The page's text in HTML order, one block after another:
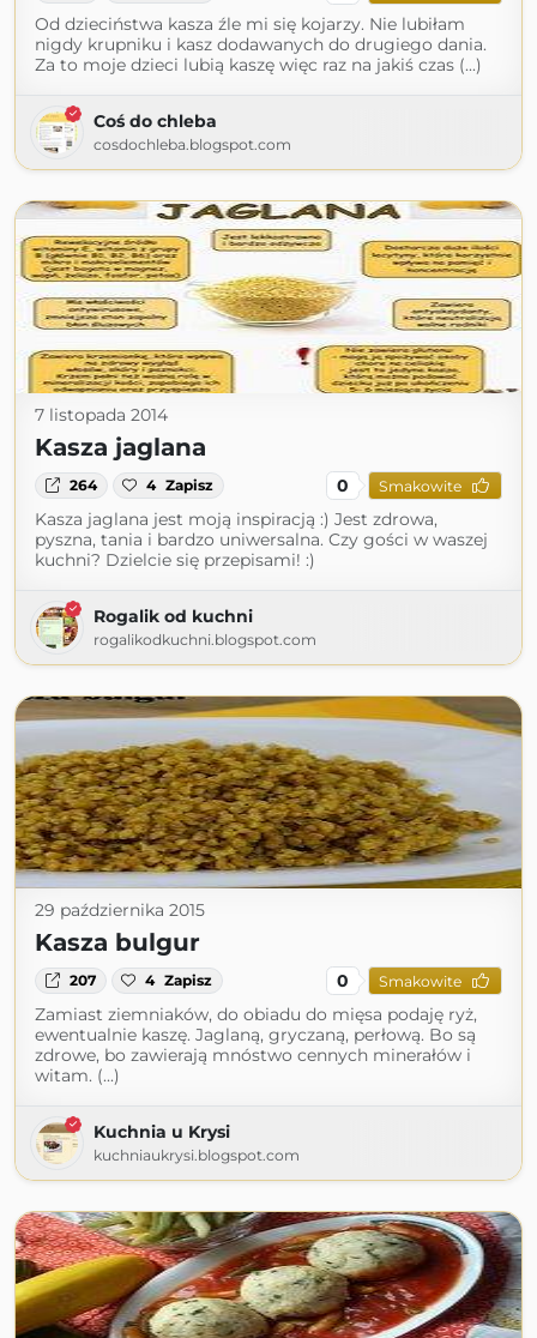
Od dzieciństwa kasza źle mi się kojarzy. Nie lubiłam
nigdy krupniku i kasz dodawanych do drugiego dania.
Za to moje dzieci lubią kaszę więc raz na jakiś czas (...)
Coś do chleba
cosdochleba.blogspot.com
7 listopada 2014
Kasza jaglana
264 4 Zapisz 0 Smakowite
Kasza jaglana jest moją inspiracją :) Jest zdrowa,
pyszna, tania i bardzo uniwersalna. Czy gości w waszej
kuchni? Dzielcie się przepisami! :)
Rogalik od kuchni
rogalikodkuchni.blogspot.com
29 października 2015
Kasza bulgur
207 4 Zapisz 0 Smakowite
Zamiast ziemniaków, do obiadu do mięsa podaję ryż,
ewentualnie kaszę. Jaglaną, gryczaną, perłową. Bo są
zdrowe, bo zawierają mnóstwo cennych minerałów i
witam. (...)
Kuchnia u Krysi
kuchniaukrysi.blogspot.com